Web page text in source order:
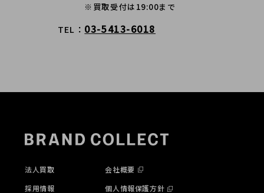
※買取受付は19:00まで
TEL 03-5413-6018
法人買取
採用情報
会社概要
個人情報保護方針